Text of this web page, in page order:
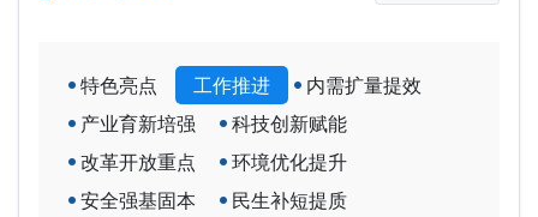
特色亮点 工作推进
内需扩量提效
产业育新培强
科技创新赋能
改革开放重点
环境优化提升
安全强基固本
民生补短提质